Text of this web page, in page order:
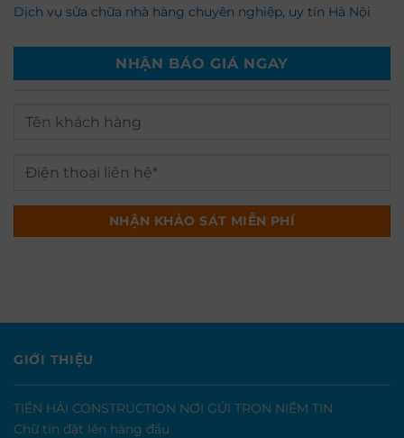
Dịch vụ sửa chữa nhà hàng chuyên nghiệp, uy tín Hà Nội
NHẬN BÁO GIÁ NGAY
GIỚI THIỆU
TIỀN HẢI CONSTRUCTION NƠI GỬI TRỌN NIỀM TIN
Chữ tín đặt lên hàng đầu